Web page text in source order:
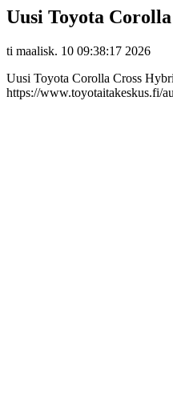
Uusi Toyota
ti maalisk. 10 09:38:17 2026
Uusi Toyota Corolla Cross
https://www.toyotaitakeskus.fi/